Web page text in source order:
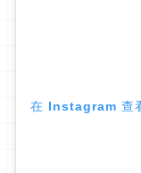
在 Instagram 查